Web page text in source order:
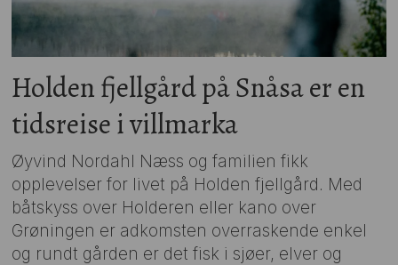
Holden fjellgård på Snåsa er en
tidsreise i villmarka
Øyvind Nordahl Næss og familien fikk
opplevelser for livet på Holden fjellgård. Med
båtskyss over Holderen eller kano over
Grøningen er adkomsten overraskende enkel
og rundt gården er det fisk i sjøer, elver og